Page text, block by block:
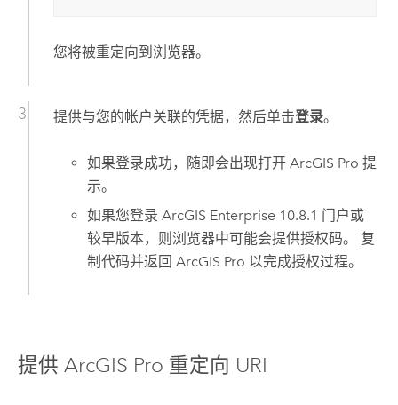
您将被重定向到浏览器。
提供与您的帐户关联的凭据，然后单击登录。
如果登录成功，随即会出现打开ArcGIS Pro 提
示。
如果您登录ArcGIS Enterprise 10.8.1 门户或
较早版本，则浏览器中可能会提供授权码。 复
制代码并返回ArcGIS Pro 以完成授权过程。
提供 ArcGIS Pro 重定向 URI